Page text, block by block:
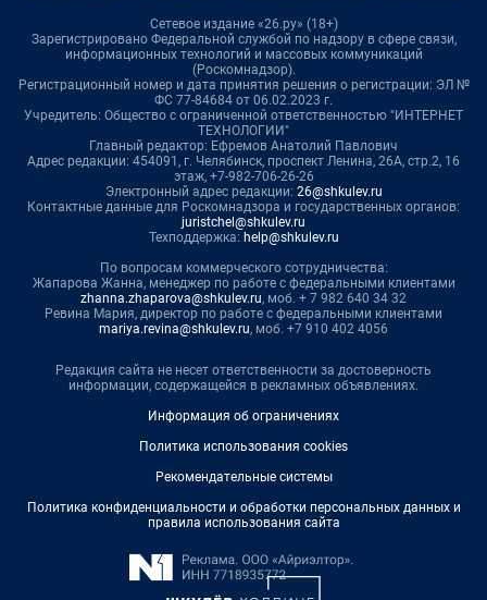
Сетевое издание «26.ру» (18+)
Зарегистрировано Федеральной службой по надзору в сфере связи,
информационных технологий и массовых коммуникаций
(Роскомнадзор).
Регистрационный номер и дата принятия решения о регистрации: ЭЛ №
ФС 77-84684 от 06.02.2023 г.
Учредитель: Общество с ограниченной ответственностью "ИНТЕРНЕТ
ТЕХНОЛОГИИ"
Главный редактор: Ефремов Анатолий Павлович
Адрес редакции: 454091, г. Челябинск, проспект Ленина, 26А, стр.2, 16
этаж, +7-982-706-26-26
Электронный адрес редакции: 26@shkulev.ru
Контактные данные для Роскомнадзора и государственных органов:
juristchel@shkulev.ru
Техподдержка: help@shkulev.ru
По вопросам коммерческого сотрудничества:
Жапарова Жанна, менеджер по работе с федеральными клиентами
zhanna.zhaparova@shkulev.ru, моб. + 7 982 640 34 32
Ревина Мария, директор по работе с федеральными клиентами
mariya.revina@shkulev.ru, моб. +7 910 402 4056
Редакция сайта не несет ответственности за достоверность
информации, содержащейся в рекламных объявлениях.
Информация об ограничениях
Политика использования cookies
Рекомендательные системы
Политика конфиденциальности и обработки персональных данных и
правила использования сайта